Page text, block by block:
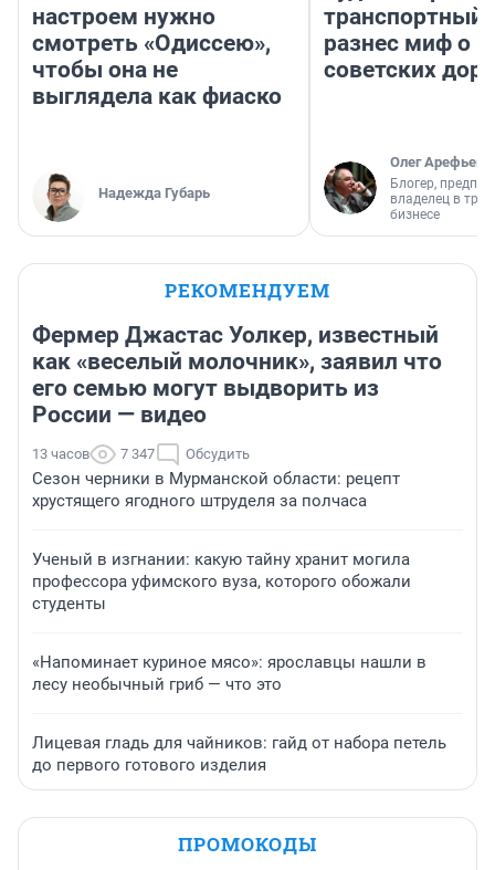
настроем нужно
смотреть «Одиссею»,
чтобы она не
выглядела как фиаско
Надежда Губарь
транспортный
разнес миф о
советских
Олег Арефьев
Блогер,
владелец в
бизнесе
РЕКОМЕНДУЕМ
Фермер Джастас Уолкер, известный
как «веселый молочник», заявил что
его семью могут выдворить из
России — видео
13 часов 7 347 Обсудить
Сезон черники в Мурманской области: рецепт
хрустящего ягодного штруделя за полчаса
Ученый в изгнании: какую тайну хранит могила
профессора уфимского вуза, которого обожали
студенты
«Напоминает куриное мясо»: ярославцы нашли в
лесу необычный гриб — что это
Лицевая гладь для чайников: гайд от набора петель
до первого готового изделия
ПРОМОКОДЫ